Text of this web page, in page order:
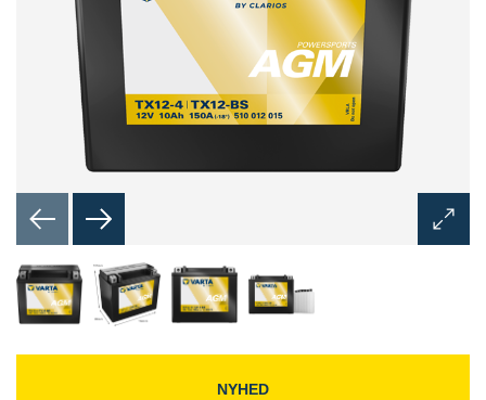
Åbn
NYHED